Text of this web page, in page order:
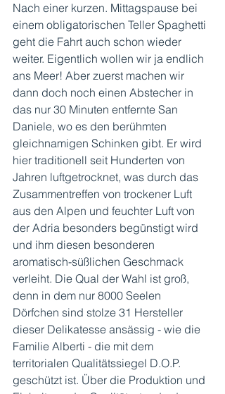
Nach einer kurzen. Mittagspause bei
einem obligatorischen Teller Spaghetti
geht die Fahrt auch schon wieder
weiter. Eigentlich wollen wir ja endlich
ans Meer! Aber zuerst machen wir
dann doch noch einen Abstecher in
das nur 30 Minuten entfernte San
Daniele, wo es den berühmten
gleichnamigen Schinken gibt. Er wird
hier traditionell seit Hunderten von
Jahren luftgetrocknet, was durch das
Zusammentreffen von trockener Luft
aus den Alpen und feuchter Luft von
der Adria besonders begünstigt wird
und ihm diesen besonderen
aromatisch-süßlichen Geschmack
verleiht. Die Qual der Wahl ist groß,
denn in dem nur 8000 Seelen
Dörfchen sind stolze 31 Hersteller
dieser Delikatesse ansässig - wie die
Familie Alberti - die mit dem
territorialen Qualitätssiegel D.O.P.
geschützt ist. Über die Produktion und